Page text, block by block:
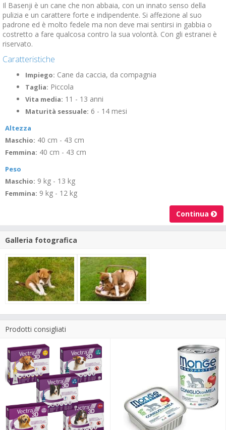
Il Basenji è un cane che non abbaia, con un innato senso della
pulizia e un carattere forte e indipendente. Si affezione al suo
padrone ed è molto fedele ma non deve mai sentirsi in gabbia o
costretto a fare qualcosa contro la sua volontà. Con gli estranei è
riservato.
Caratteristiche
Impiego: Cane da caccia, da compagnia
Taglia: Piccola
Vita media: 11 - 13 anni
Maturità sessuale: 6 - 14 mesi
Altezza
Maschio: 40 cm - 43 cm
Femmina: 40 cm - 43 cm
Peso
Maschio: 9 kg - 13 kg
Femmina: 9 kg - 12 kg
Continua
Galleria fotografica
Prodotti consigliati